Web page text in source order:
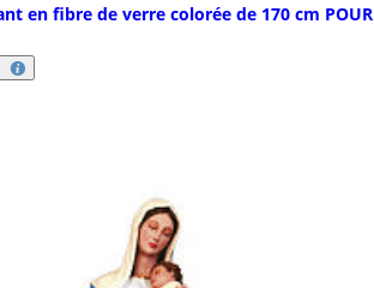
en fibre de verre colorée de 170 cm POUR